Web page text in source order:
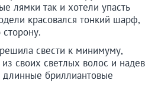
лямки так и хотели упасть
красовался тонкий шарф,
свести к минимуму,
своих светлых волос и надев
бриллиантовые